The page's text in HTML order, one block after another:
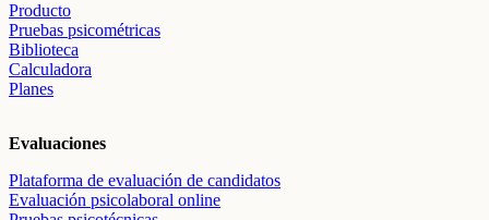
Producto
Pruebas psicométricas
Biblioteca
Calculadora
Planes
Evaluaciones
Plataforma de evaluación de candidatos
Evaluación psicolaboral online